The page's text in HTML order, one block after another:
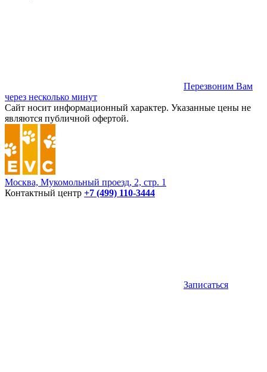
Перезвоним Вам
через несколько минут
Сайт носит информационный характер. Указанные цены не
являются публичной офертой.
Москва, Мукомольный проезд, 2, стр. 1
Контактный центр +7 (499) 110-3444
Записаться